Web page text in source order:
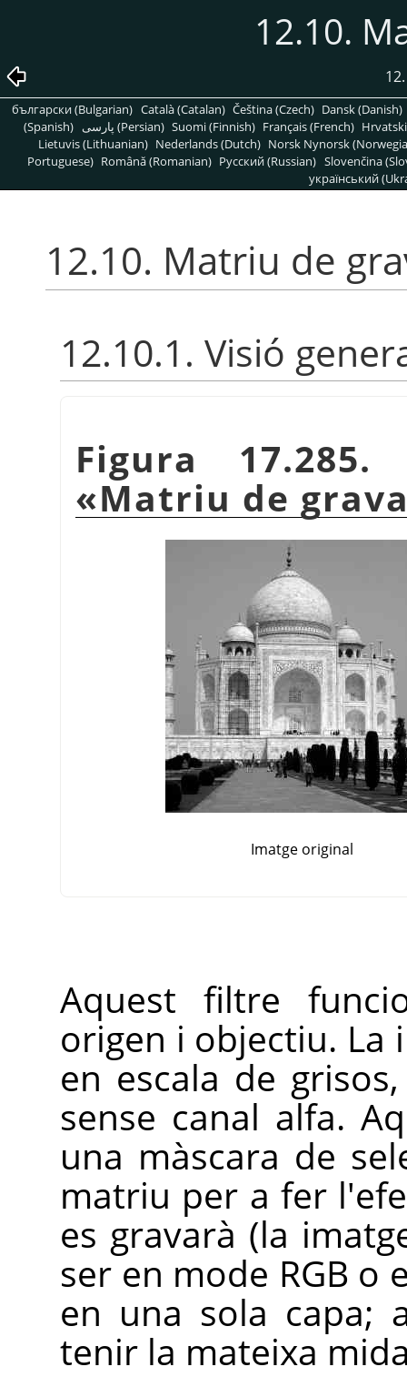
12.10.
български (Bulgarian) Català (Catalan) Čeština (Czech) Dansk (Danish)
(Spanish)
پارسی (Persian) Suomi (Finnish) Français (French)
Lietuvis (Lithuanian) Nederlands (Dutch) Norsk Nynorsk
Portuguese) Română (Romanian) Pусский (Russian) Slovenčina
український
12.10. Matriu de
12.10.1. Visió
Figura
«Matriu de
Imatge original
Aquest filtre
origen i objectiu. La
en escala de
sense canal alfa.
una màscara de
matriu per a fer
es gravarà (la
ser en mode RGB o
en una sola capa;
tenir la mateixa